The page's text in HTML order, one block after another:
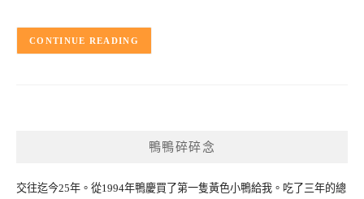
CONTINUE READING
鴨鴨碎碎念
交往迄今25年。從1994年鴨慶買了第一隻黃色小鴨給我。吃了三年的總